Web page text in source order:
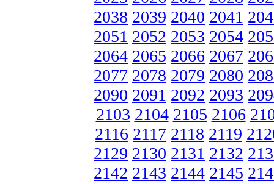
2038 2039 2040 2041
2051 2052 2053 2054
2064 2065 2066 2067
2077 2078 2079 2080
2090 2091 2092 2093
2103 2104 2105 2106
2116 2117 2118 2119
2129 2130 2131 2132
2142 2143 2144 2145